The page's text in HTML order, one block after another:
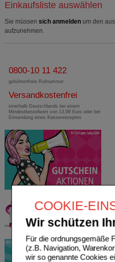
COOKIE-
Wir schützen
Für die ordnungsgemäße
(z.B. Navigation,
wir so genannte Cookies
Einkaufsliste auswählen
Sie müssen sich anmelden um den
aufzunehmen.
0800-10 11 422
gebührenfreie Rufnummer
Versandkostenfrei
innerhalb Deutschlands bei einem
Mindestbestellwert von 13,99 Euro oder bei
Einsendung eines Kassenrezeptes